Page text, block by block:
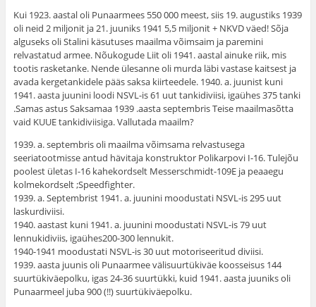
Kui 1923. aastal oli Punaarmees 550 000 meest, siis 19. augustiks 1939
oli neid 2 miljonit ja 21. juuniks 1941 5,5 miljonit + NKVD väed! Sõja
alguseks oli Stalini käsutuses maailma võimsaim ja paremini
relvastatud armee. Nõukogude Liit oli 1941. aastal ainuke riik, mis
tootis rasketanke. Nende ülesanne oli murda läbi vastase kaitsest ja
avada kergetankidele pääs saksa kiirteedele. 1940. a. juunist kuni
1941. aasta juunini loodi NSVL-is 61 uut tankidiviisi, igaühes 375 tanki
.Samas astus Saksamaa 1939 .aasta septembris Teise maailmasõtta
vaid KUUE tankidiviisiga. Vallutada maailm?
1939. a. septembris oli maailma võimsama relvastusega
seeriatootmisse antud hävitaja konstruktor Polikarpovi I-16. Tulejõu
poolest ületas I-16 kahekordselt Messerschmidt-109E ja peaaegu
kolmekordselt ;Speedfighter.
1939. a. Septembrist 1941. a. juunini moodustati NSVL-is 295 uut
laskurdiviisi.
1940. aastast kuni 1941. a. juunini moodustati NSVL-is 79 uut
lennukidiviis, igaühes200-300 lennukit.
1940-1941 moodustati NSVL-is 30 uut motoriseeritud diviisi.
1939. aasta juunis oli Punaarmee välisuurtükiväe koosseisus 144
suurtükiväepolku, igas 24-36 suurtükki, kuid 1941. aasta juuniks oli
Punaarmeel juba 900 (!!) suurtükiväepolku.